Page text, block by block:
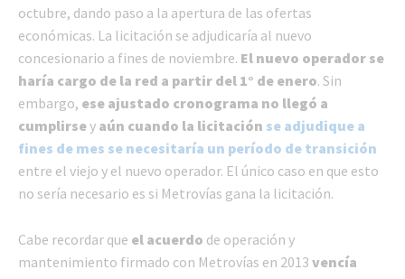
octubre, dando paso a la apertura de las ofertas
económicas. La licitación se adjudicaría al nuevo
concesionario a fines de noviembre. El nuevo operador se
haría cargo de la red a partir del 1° de enero. Sin
embargo, ese ajustado cronograma no llegó a
cumplirsey aún cuando la licitación se adjudique a
fines de mes se necesitaría un período de transición
entre el viejo y el nuevo operador. El único caso en que esto
no sería necesario es si Metrovías gana la licitación.
Cabe recordar que el acuerdo de operación y
mantenimiento firmado con Metrovías en 2013 vencía